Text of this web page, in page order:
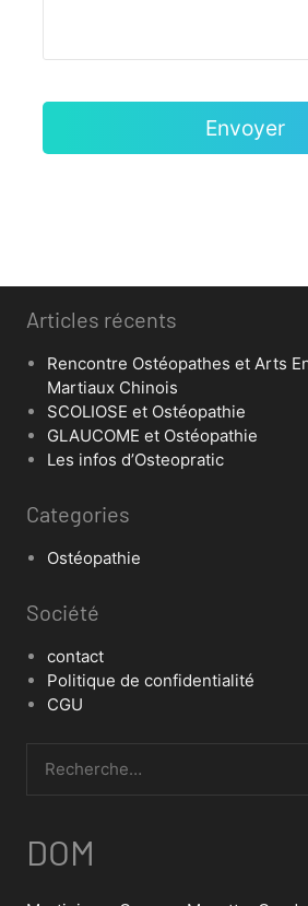
Articles récents
Rencontre Ostéopathes et Arts
Martiaux Chinois
SCOLIOSE et Ostéopathie
GLAUCOME et Ostéopathie
Les infos d’Osteopratic
Categories
Ostéopathie
Société
contact
Politique de confidentialité
CGU
DOM